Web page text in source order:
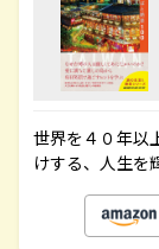
世界を４０年以
けする、人生を